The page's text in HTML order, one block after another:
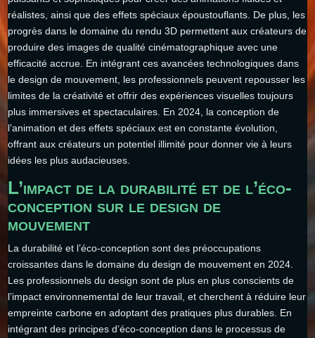
réalistes, ainsi que des effets spéciaux époustouflants. De plus, les
progrès dans le domaine du rendu 3D permettent aux créateurs de
produire des images de qualité cinématographique avec une
efficacité accrue. En intégrant ces avancées technologiques dans
le design de mouvement, les professionnels peuvent repousser les
limites de la créativité et offrir des expériences visuelles toujours
plus immersives et spectaculaires. En 2024, la conception de
l’animation et des effets spéciaux est en constante évolution,
offrant aux créateurs un potentiel illimité pour donner vie à leurs
idées les plus audacieuses.
L’impact de la durabilité et de l’éco-
conception sur le design de
mouvement
La durabilité et l’éco-conception sont des préoccupations
croissantes dans le domaine du design de mouvement en 2024.
Les professionnels du design sont de plus en plus conscients de
l’impact environnemental de leur travail, et cherchent à réduire leur
empreinte carbone en adoptant des pratiques plus durables. En
intégrant des principes d’éco-conception dans le processus de